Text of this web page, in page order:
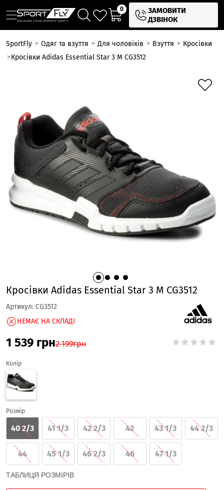
0
ЗАМОВИТИ
ДЗВІНОК
SportFly Одяг та взуття Для чоловіків Взуття
Кросівки
Кросівки Adidas Essential Star 3 M CG3512
Кросівки Adidas Essential Star 3 M CG3512
Артикул: CG3512
НЕМАЄ НА СКЛАДІ
1 539 грн2 199грн
Колір
Розмір
40 2/3 41 1/3 42 2/3 42 43 1/3 44 2/3
44 45 1/3 46 2/3 46 47 1/3
ТАБЛИЦЯ РОЗМІРІВ